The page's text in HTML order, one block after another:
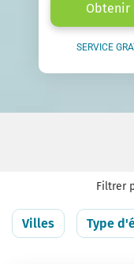
Obtenir
SERVICE
Filtrer
Villes Type